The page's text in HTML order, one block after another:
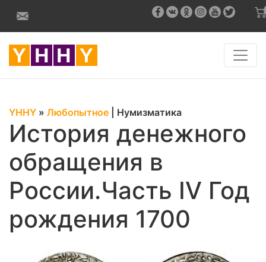
YHHY » Любопытное Нумизматика
История денежного
обращения в
России.Часть IV Год
рождения 1700